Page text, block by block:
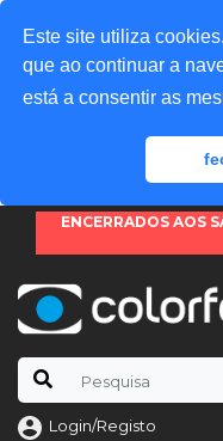
Este site utiliza
que ao continuar a
está a consentir as
ENCERRADOS AOS
Login/Registo